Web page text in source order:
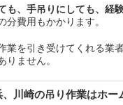
も、手吊りにしても、経
分費用もかかります。
業を引き受けてくれる業
りません。
川崎の吊り作業はホー